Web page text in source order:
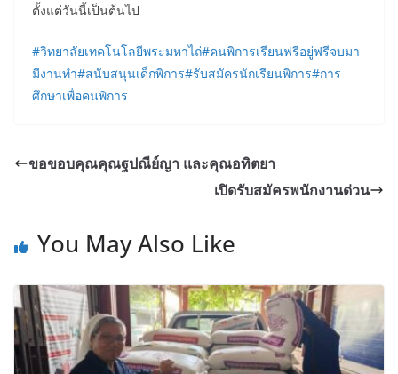
ตั้งแต่วันนี้เป็นต้นไป
#วิทยาลัยเทคโนโลยีพระมหาไถ่#คนพิการเรียนฟรีอยู่ฟรีจบมา
มีงานทำ#สนับสนุนเด็กพิการ#รับสมัครนักเรียนพิการ#การ
ศึกษาเพื่อคนพิการ
ขอขอบคุณคุณฐปณีย์ญา และคุณอทิตยา
เปิดรับสมัครพนักงานด่วน
You May Also Like